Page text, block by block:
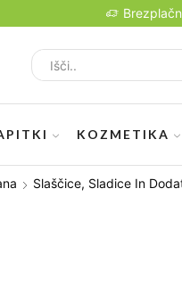
KOZMETIKA
Slaščice, Sladice In